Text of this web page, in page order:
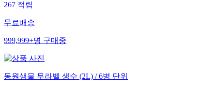
267 적립
무료배송
999,999+명 구매중
동원샘물 무라벨 생수 (2L) / 6병 단위